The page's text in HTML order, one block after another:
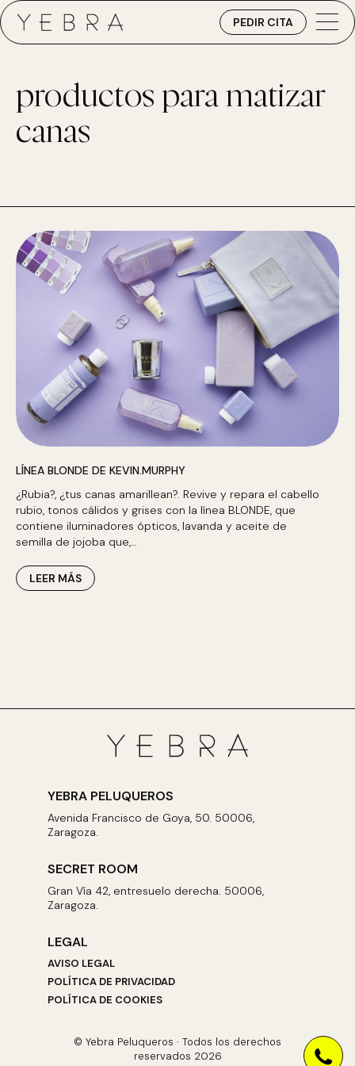
PEDIR CITA
productos para matizar
canas
LÍNEA BLONDE DE KEVIN.MURPHY
¿Rubia?, ¿tus canas amarillean?. Revive y repara el cabello
rubio, tonos cálidos y grises con la línea BLONDE, que
contiene iluminadores ópticos, lavanda y aceite de
semilla de jojoba que,…
LEER MÁS
LEGAL
AVISO LEGAL
POLÍTICA DE PRIVACIDAD
POLÍTICA DE COOKIES
YEBRA PELUQUEROS
Avenida Francisco de Goya, 50. 50006,
Zaragoza.
SECRET ROOM
Gran Vía 42, entresuelo derecha. 50006,
Zaragoza.
© Yebra Peluqueros · Todos los derechos
reservados 2026